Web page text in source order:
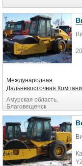
2
3
Международная
Дальневосточная
Амурская область,
Благовещенск